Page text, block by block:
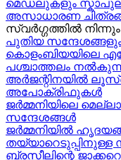
മെഡലുകളും
അസാധാരണ
സ്വര്‍ഗ്ഗത്തിൽ
പുതിയ
കൊളംബിയയിലെ
പശ്ചാത്തലം
അർജന്റിനയിൽ
അപോക്രിഫുകള്‍
ജർമ്മനിയിലെ
സന്ദേശങ്ങൾ
ജർമ്മനിയിൽ
തയ്യാറെടുപ്പിനുള്ള
ബ്രസീലിന്റെ